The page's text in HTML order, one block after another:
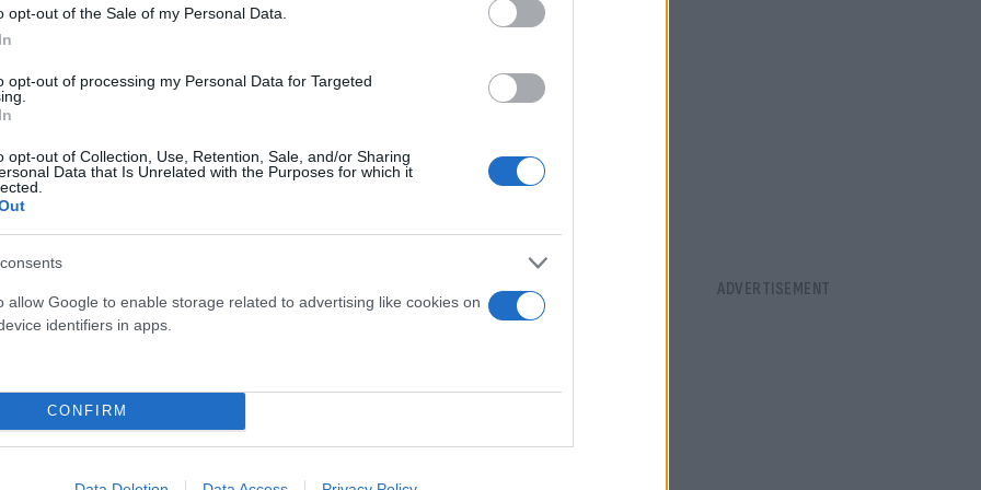
opt-out of the Sale of my Personal Data.
opt-out of processing my Personal Data for Targeted
opt-out of Collection, Use, Retention, Sale, and/or Sharing
Data that Is Unrelated with the Purposes for which it
allow Google to enable storage related to advertising like cookies on
identifiers in apps.
CONFIRM
περιπολικό -
σε χειρουργική επέμβαση
έξω από σχολείο